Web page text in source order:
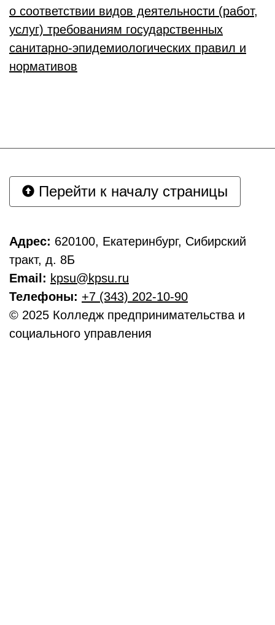
о соответствии видов деятельности (работ,
услуг) требованиям государственных
санитарно-эпидемиологических правил и
нормативов
Перейти к началу страницы
Адрес: 620100, Екатеринбург, Сибирский
тракт, д. 8Б
Email: kpsu@kpsu.ru
Телефоны: +7 (343) 202-10-90
© 2025 Колледж предпринимательства и
социального управления